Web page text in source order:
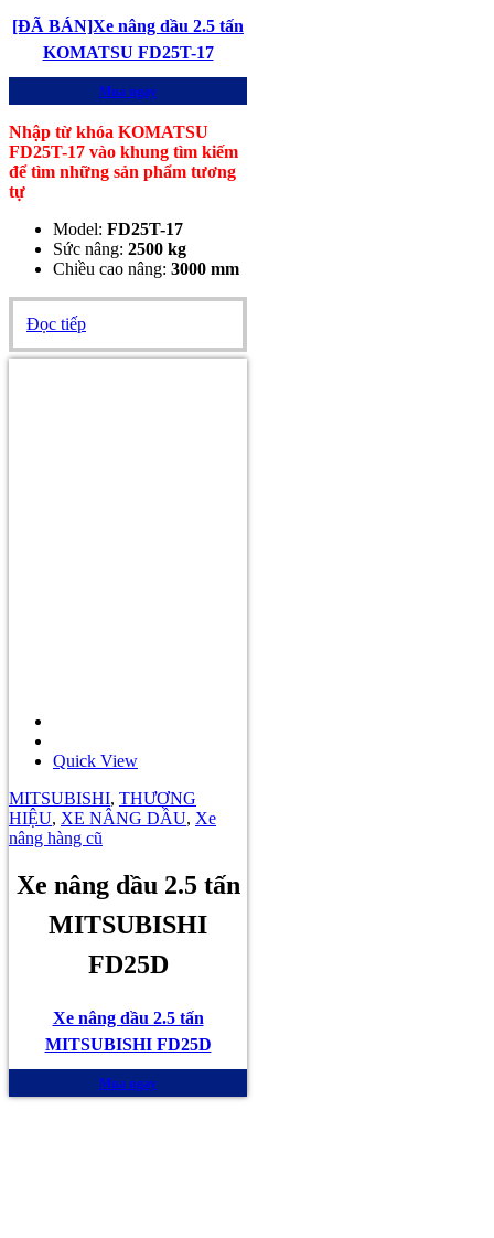
[ĐÃ BÁN]Xe nâng dầu 2.5 tấn
KOMATSU FD25T-17
Mua ngay
Nhập từ khóa KOMATSU
FD25T-17 vào khung tìm kiếm
để tìm những sản phẩm tương
tự
Model: FD25T-17
Sức nâng: 2500 kg
Chiều cao nâng: 3000 mm
Đọc tiếp
Quick View
MITSUBISHI, THƯƠNG
HIỆU, XE NÂNG DẦU, Xe
nâng hàng cũ
Xe nâng dầu 2.5 tấn
MITSUBISHI
FD25D
Xe nâng dầu 2.5 tấn
MITSUBISHI FD25D
Mua ngay